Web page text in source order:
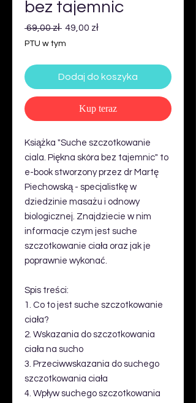
bez tajemnic
69,00 zł Regularna
49,00 złCena
PTU w tym
Dodaj do koszyka
Kup teraz
Książka "Suche szczotkowanie
ciala. Piękna skóra bez tajemnic" to
e-book stworzony przez dr Martę
Piechowską - specjalistkę w
dziedzinie masażu i odnowy
biologicznej. Znajdziecie w nim
informacje czym jest suche
szczotkowanie ciała oraz jak je
poprawnie wykonać.
Spis treści:
1. Co to jest suche szczotkowanie
ciała?
2. Wskazania do szczotkowania
ciała na sucho
3. Przeciwwskazania do suchego
szczotkowania ciała
4. Wpływ suchego szczotkowania